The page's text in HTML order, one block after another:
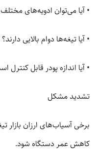
• آیا می‌توان ادویه‌های
• آیا تیغه‌ها دوام بالایی دارند؟
• آیا اندازه پودر قابل کنترل
تشدید مشکل
برخی آسیاب‌های ارزان
کاهش عمر دستگاه شود.